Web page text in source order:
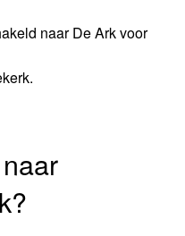
naar De Ark voor